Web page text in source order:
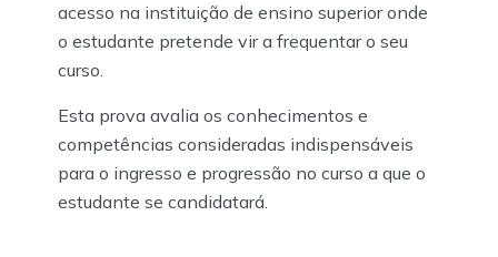
acesso na instituição de ensino superior onde
o estudante pretende vir a frequentar o seu
curso.
Esta prova avalia os conhecimentos e
competências consideradas indispensáveis
para o ingresso e progressão no curso a que o
estudante se candidatará.